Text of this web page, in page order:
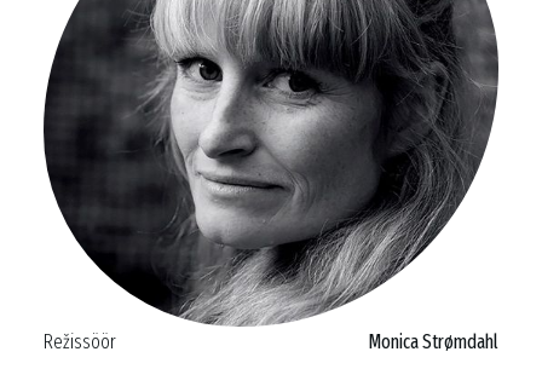
Režissöör Monica Strømdahl